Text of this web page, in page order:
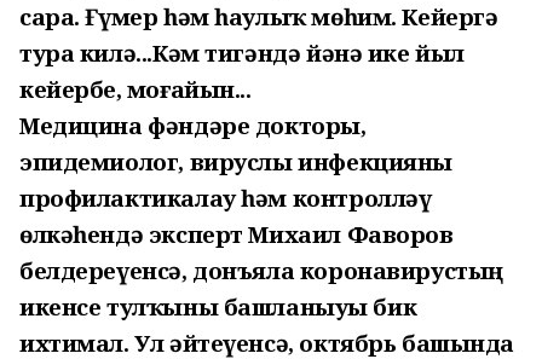
сара. Ғүмер һәм һаулыҡ мөһим. Кейергә
тура килә...Кәм тигәндә йәнә ике йыл
кейербеҙ, моғайын...
Медицина фәндәре докторы,
эпидемиолог, вируслы инфекцияны
профилактикалау һәм контролләү
өлкәһендә эксперт Михаил Фаворов
белдереүенсә, донъяла коронавирустың
икенсе тулҡыны башланыуы бик
ихтимал. Ул әйтеүенсә, октябрь башында